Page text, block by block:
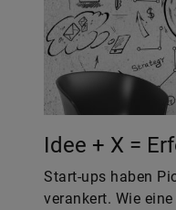
Idee + X =
Start-ups haben
verankert. Wie